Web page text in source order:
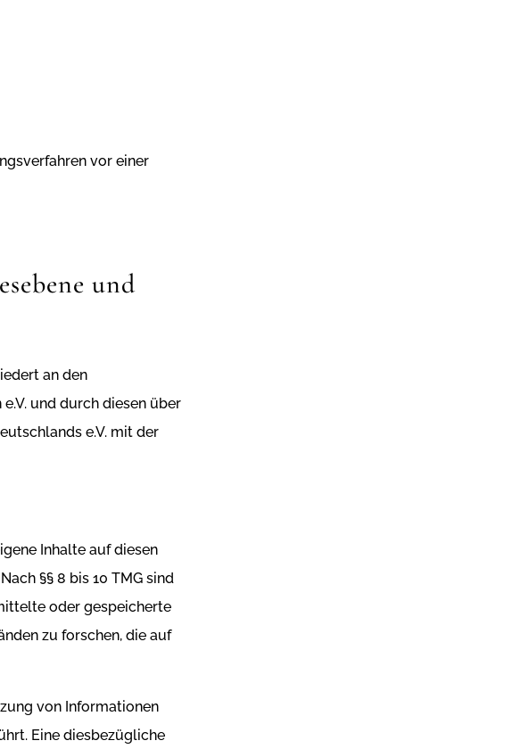
vor einer
und
an den
und durch diesen über
e.V. mit der
Inhalte auf diesen
§§ 8 bis 10 TMG sind
oder gespeicherte
zu forschen, die auf
von Informationen
Eine diesbezügliche